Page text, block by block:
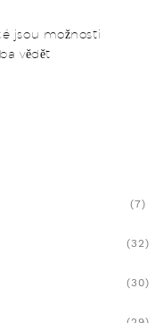
jsou možnosti
vědět
(7)
(32)
(30)